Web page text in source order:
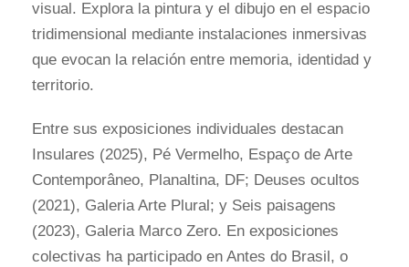
visual. Explora la pintura y el dibujo en el espacio
tridimensional mediante instalaciones inmersivas
que evocan la relación entre memoria, identidad y
territorio.
Entre sus exposiciones individuales destacan
Insulares (2025), Pé Vermelho, Espaço de Arte
Contemporâneo, Planaltina, DF; Deuses ocultos
(2021), Galeria Arte Plural; y Seis paisagens
(2023), Galeria Marco Zero. En exposiciones
colectivas ha participado en Antes do Brasil, o